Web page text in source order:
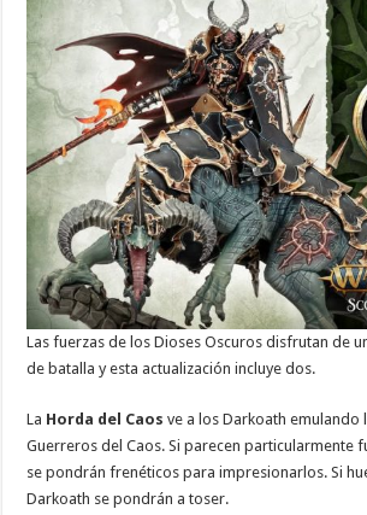
Las fuerzas de los Dioses Oscuros disfrutan de
de batalla y esta actualización incluye dos.
La Horda del Caos ve a los Darkoath emulando
Guerreros del Caos. Si parecen particularmente
se pondrán frenéticos para impresionarlos. Si
Darkoath se pondrán a toser.